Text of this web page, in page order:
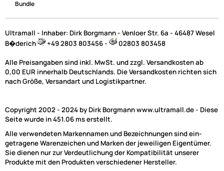
Bundle
Ultramall - Inhaber: Dirk Borgmann - Venloer Str. 6a - 46487 Wesel
B�derich
+49 2803 803456 - 02803 803458
Alle Preisangaben sind inkl. MwSt. und zzgl. Versandkosten ab
0,00 EUR innerhalb Deutschlands. Die Versandkosten richten sich
nach Größe, Versandart und Logistikpartner.
Copyright 2002 - 2024 by Dirk Borgmann www.ultramall.de - Diese
Seite wurde in 451.06 ms erstellt.
Alle verwendeten Markennamen und Bezeichnungen sind ein-
getragene Warenzeichen und Marken der jeweiligen Eigentümer.
Sie dienen nur zur Verdeutlichung der Kompatibilität unserer
Produkte mit den Produkten verschiedener Hersteller.